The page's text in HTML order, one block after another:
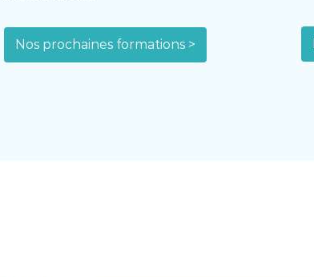
Nos prochaines formations >